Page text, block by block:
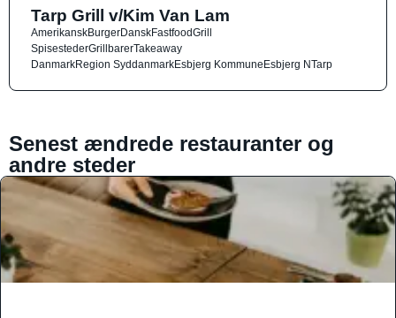
Tarp Grill v/Kim Van Lam
AmerikanskBurgerDanskFastfoodGrill
SpisestederGrillbarerTakeaway
DanmarkRegion SyddanmarkEsbjerg KommuneEsbjerg NTarp
Senest ændrede restauranter og
andre steder